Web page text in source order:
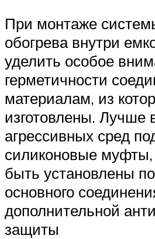
При монтаже
обогрева внутри
уделить особое
герметичности
материалам, из
изготовлены. Лучше
агрессивных сред
силиконовые муфты,
быть установлены
основного
дополнительной
защиты